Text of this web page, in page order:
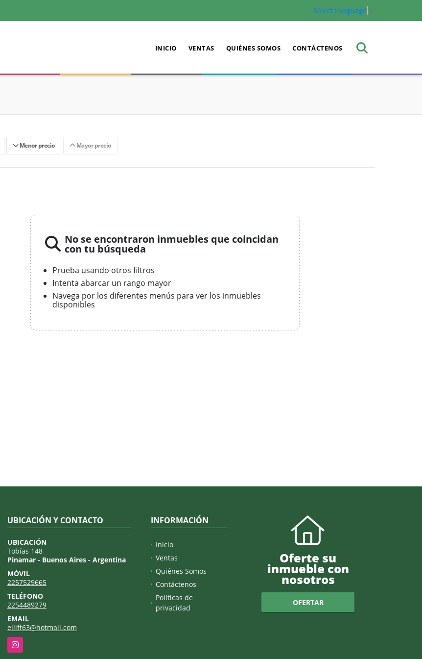
Select Language ▼
INICIO VENTAS QUIÉNES SOMOS CONTÁCTENOS
Menor precio Mayor precio
No se encontraron inmuebles que coincidan
con tu búsqueda
Prueba usando otros filtros
Intenta abarcar un rango mayor
Navega por los diferentes menús para ver los inmuebles
disponibles
UBICACIÓN Y CONTACTO
UBICACIÓN
Tobías 148
Pinamar - Buenos Aires - Argentina
MÓVIL
2257529665
TELÉFONO
2254489279
EMAIL
elliff63@hotmail.com
Instagram
INFORMACIÓN
Inicio
Ventas
Quiénes Somos
Contáctenos
Políticas de
privacidad
Oferte su
inmueble con
nosotros
OFERTAR